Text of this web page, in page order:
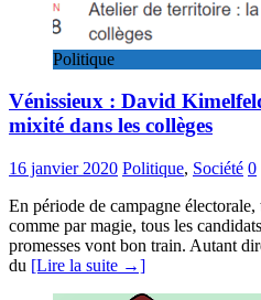
Politique
Vénissieux : David
mixité dans les collèges
16 janvier 2020 Politique, Société 0
En période de campagne
comme par magie, tous les
promesses vont bon train. Autant
du [Lire la suite →]